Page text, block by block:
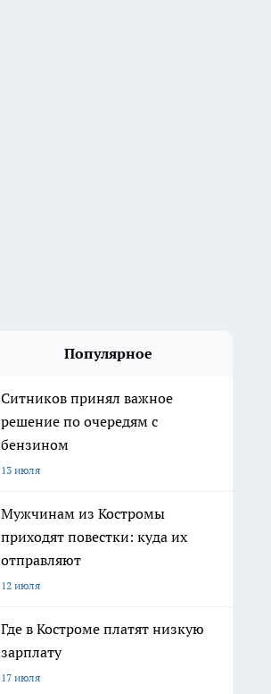
Популярное
Ситников принял важное
решение по очередям с
бензином
13 июля
Мужчинам из Костромы
приходят повестки: куда их
отправляют
12 июля
Где в Костроме платят низкую
зарплату
17 июля